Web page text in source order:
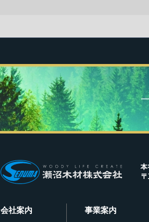
会社案内 事業案内